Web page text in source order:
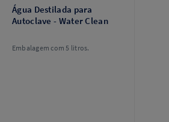
Água Destilada para
Autoclave - Water Clean
Embalagem com 5 litros.